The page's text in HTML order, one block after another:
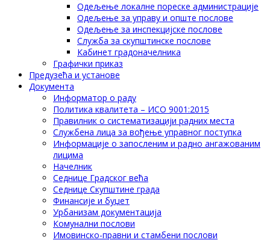
Одељење локалне пореске администрације
Одељење за управу и опште послове
Одељење за инспекцијске послове
Служба за скупштинске послове
Кабинет градоначелника
Графички приказ
Предузећа и установе
Документа
Информатор о раду
Политика квалитета – ИСО 9001:2015
Правилник о систематизацији радних места
Службена лица за вођење управног поступка
Информације о запосленим и радно ангажованим
лицима
Начелник
Седнице Градског већа
Седнице Скупштине града
Финансије и буџет
Урбанизам документација
Комунални послови
Имовинско-правни и стамбени послови